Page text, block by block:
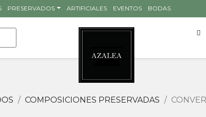
PRESERVADOS ARTIFICIALES EVENTOS BODAS
COMPOSICIONES PRESERVADAS